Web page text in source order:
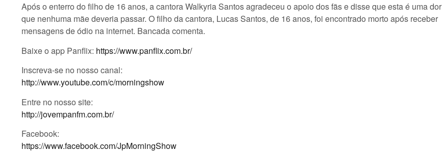
Após o enterro do filho de 16 anos, a cantora Walkyria Santos agradeceu o apoio dos fãs e disse que esta é uma dor
que nenhuma mãe deveria passar. O filho da cantora, Lucas Santos, de 16 anos, foi encontrado morto após receber
mensagens de ódio na internet. Bancada comenta.
Baixe o app Panflix: https://www.panflix.com.br/
Inscreva-se no nosso canal:
http://www.youtube.com/c/morningshow
Entre no nosso site:
http://jovempanfm.com.br/
Facebook:
https://www.facebook.com/JpMorningShow